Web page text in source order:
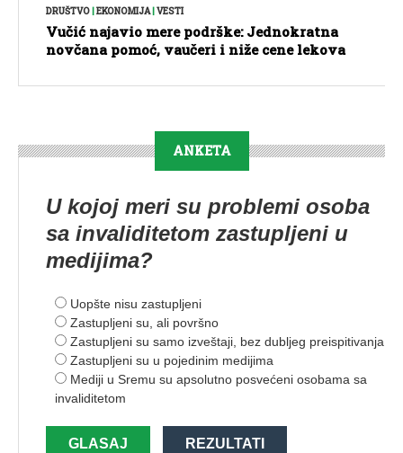
DRUŠTVO EKONOMIJA| VESTI
Vučić najavio mere podrške: Jednokratna
novčana pomoć, vaučeri i niže cene lekova
ANKETA
U kojoj meri su problemi osoba
sa invaliditetom zastupljeni u
medijima?
Uopšte nisu zastupljeni
Zastupljeni su, ali površno
Zastupljeni su samo izveštaji, bez dubljeg preispitivanja
Zastupljeni su u pojedinim medijima
Mediji u Sremu su apsolutno posvećeni osobama sa
invaliditetom
GLASAJ REZULTATI